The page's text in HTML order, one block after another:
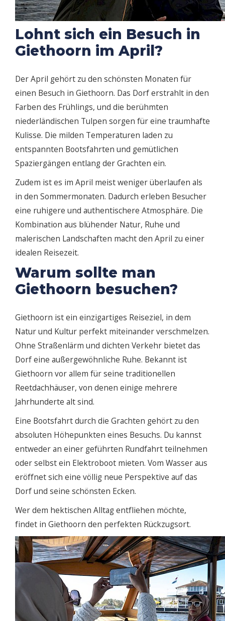
Lohnt sich ein Besuch in
Giethoorn im April?
Der April gehört zu den schönsten Monaten für
einen Besuch in Giethoorn. Das Dorf erstrahlt in den
Farben des Frühlings, und die berühmten
niederländischen Tulpen sorgen für eine traumhafte
Kulisse. Die milden Temperaturen laden zu
entspannten Bootsfahrten und gemütlichen
Spaziergängen entlang der Grachten ein.
Zudem ist es im April meist weniger überlaufen als
in den Sommermonaten. Dadurch erleben Besucher
eine ruhigere und authentischere Atmosphäre. Die
Kombination aus blühender Natur, Ruhe und
malerischen Landschaften macht den April zu einer
idealen Reisezeit.
Warum sollte man
Giethoorn besuchen?
Giethoorn ist ein einzigartiges Reiseziel, in dem
Natur und Kultur perfekt miteinander verschmelzen.
Ohne Straßenlärm und dichten Verkehr bietet das
Dorf eine außergewöhnliche Ruhe. Bekannt ist
Giethoorn vor allem für seine traditionellen
Reetdachhäuser, von denen einige mehrere
Jahrhunderte alt sind.
Eine Bootsfahrt durch die Grachten gehört zu den
absoluten Höhepunkten eines Besuchs. Du kannst
entweder an einer geführten Rundfahrt teilnehmen
oder selbst ein Elektroboot mieten. Vom Wasser aus
eröffnet sich eine völlig neue Perspektive auf das
Dorf und seine schönsten Ecken.
Wer dem hektischen Alltag entfliehen möchte,
findet in Giethoorn den perfekten Rückzugsort.